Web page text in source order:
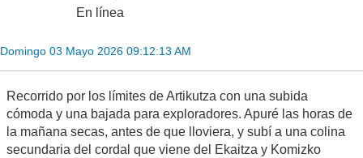
En línea
Domingo 03 Mayo 2026 09:12:13 AM
Recorrido por los límites de Artikutza con una subida
cómoda y una bajada para exploradores. Apuré las horas de
la mañana secas, antes de que lloviera, y subí a una colina
secundaria del cordal que viene del Ekaitza y Komizko